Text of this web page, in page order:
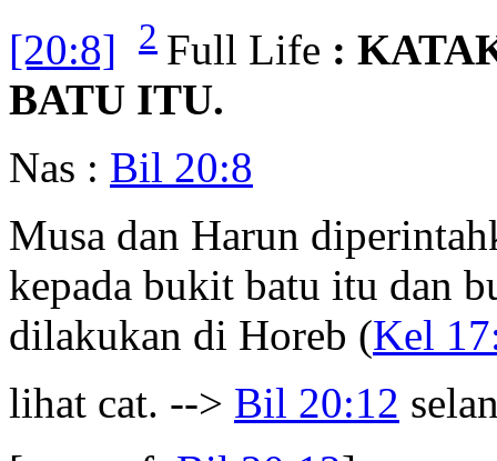
[20:8]
2 Full Life :
BATU ITU.
Nas : Bil 20:8
Musa dan Harun
kepada bukit batu itu dan
dilakukan di Horeb (Kel
lihat cat. --> Bil 20:12